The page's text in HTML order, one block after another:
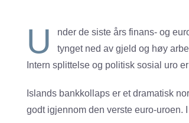
U
nder de siste års finans- og
tynget ned av gjeld og høy
Intern splittelse og politisk sosial uro
Islands bankkollaps er et dramatisk
godt igjennom den verste euro-uroen.